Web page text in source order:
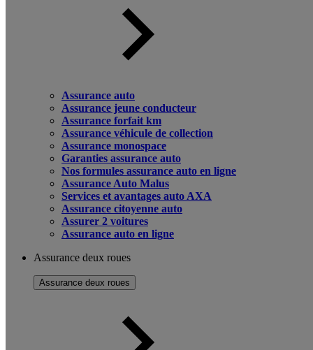
Assurance auto
Assurance jeune conducteur
Assurance forfait km
Assurance véhicule de collection
Assurance monospace
Garanties assurance auto
Nos formules assurance auto en ligne
Assurance Auto Malus
Services et avantages auto AXA
Assurance citoyenne auto
Assurer 2 voitures
Assurance auto en ligne
Assurance deux roues
Assurance deux roues